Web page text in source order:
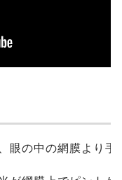
眼の中の網膜より